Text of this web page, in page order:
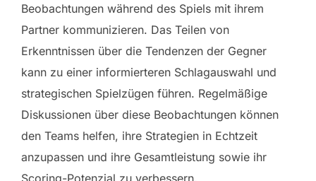
Beobachtungen während des Spiels mit ihrem
Partner kommunizieren. Das Teilen von
Erkenntnissen über die Tendenzen der Gegner
kann zu einer informierteren Schlagauswahl und
strategischen Spielzügen führen. Regelmäßige
Diskussionen über diese Beobachtungen können
den Teams helfen, ihre Strategien in Echtzeit
anzupassen und ihre Gesamtleistung sowie ihr
Scoring-Potenzial zu verbessern.